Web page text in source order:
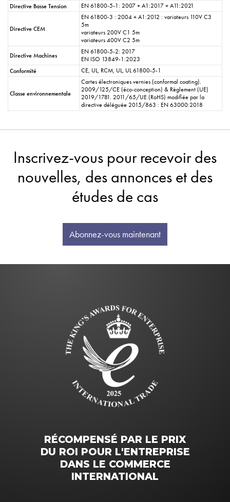
Directive Basse Tension
EN 61800-5-1: 2007 + A1:2017 + A11:2021
Directive CEM
EN 61800-3 : 2004 + A1:2012 : variateurs 110V C3
5m
variateurs 200V C1 5m
variateurs 400V C2 5m
Directive Machines
EN 61800-5-2: 2017
EN ISO 13849-1:2023
Conformité
CE, UL, RCM, UL, UL 61800-5-1
Classe environnementale
Cartes électroniques vernies (conformal coating).
2009/125/CE (éco-conception) & Règlement (UE)
2019/1781. 2011/65/UE (RoHS) modifiée par la
directive déléguée 2015/863 : EN 63000:2018
Inscrivez-vous pour recevoir des
nouvelles, des annonces et des
études de cas
Abonnez-vous maintenant
RÉCOMPENSÉ PAR LE PRIX
DU ROI POUR L'ENTREPRISE
DANS LE COMMERCE
INTERNATIONAL